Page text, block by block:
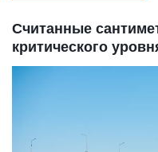
Считанные
критического